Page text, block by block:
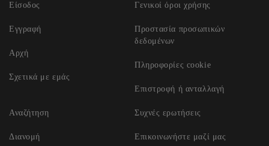
Είσοδος
Εγγραφή
Αρχή
Σχετικά με εμάς
Γενικοί όροι χρήσης
Προστασία προσωπικών
δεδομένων
Πληροφορίες cookie
Επιστροφή ή ανταλλαγή
Αναζήτηση
Διανομή
Συχνές ερωτήσεις
Επικοινωνήστε μαζί μας